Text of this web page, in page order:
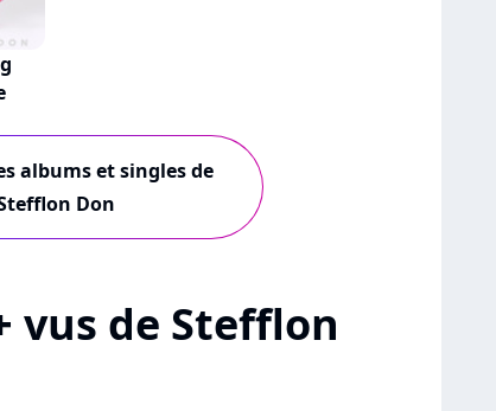
albums et singles de
Don
vus de Stefflon